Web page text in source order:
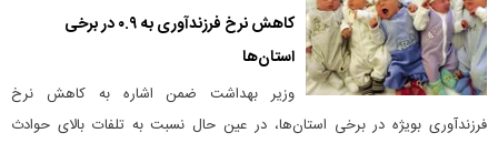
کاهش نرخ فرزندآوری به ۰.۹ در برخی
استان‌ها
وزیر بهداشت ضمن اشاره به کاهش نرخ
فرزندآوری بویژه در برخی استان‌ها، در عین حال نسبت به تلفات بالای حوادث